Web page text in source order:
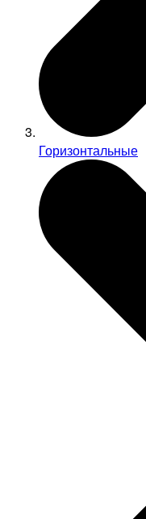
Горизонтальные